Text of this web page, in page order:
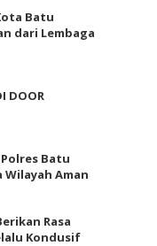
Batu
dari Lembaga
DOOR
Batu
Aman
Rasa
Kondusif